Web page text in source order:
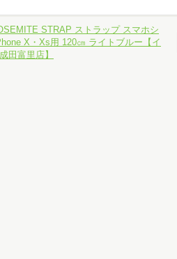
STRAP ストラップ スマホシ
X・Xs用 120㎝ ライトブルー【イ
田富里店】